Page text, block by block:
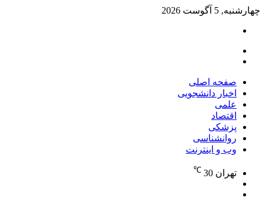
چهارشنبه, 5 آگوست 2026
صفحه اصلی
اخبار دانشجویی
علمی
اقتصاد
پزشکی
روانشناسی
وب و اینترنت
تهران 30
℃